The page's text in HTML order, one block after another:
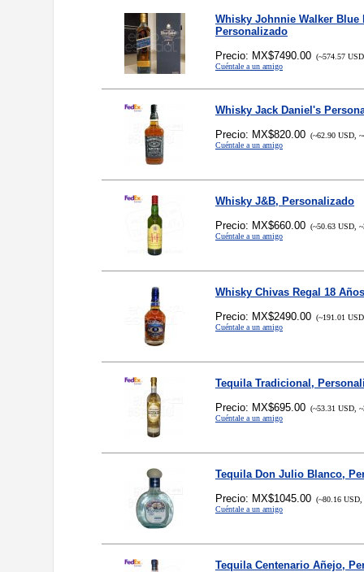
Whisky Johnnie Walker Blue
Personalizado
Precio: MX$7490.00 (~574.57
Cuéntale a un amigo
Whisky Jack Daniel's
Precio: MX$820.00 (~62.90 USD,
Cuéntale a un amigo
Whisky J&B, Personalizado
Precio: MX$660.00 (~50.63 USD,
Cuéntale a un amigo
Whisky Chivas Regal 18
Precio: MX$2490.00 (~191.01
Cuéntale a un amigo
Tequila Tradicional,
Precio: MX$695.00 (~53.31 USD,
Cuéntale a un amigo
Tequila Don Julio Blanco,
Precio: MX$1045.00 (~80.16
Cuéntale a un amigo
Tequila Centenario Añejo,